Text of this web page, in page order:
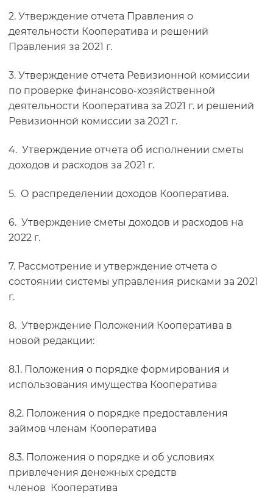
2. Утверждение отчета Правления о
деятельности Кооператива и решений
Правления за 2021 г.
3. Утверждение отчета Ревизионной комиссии
по проверке финансово-хозяйственной
деятельности Кооператива за 2021 г. и решений
Ревизионной комиссии за 2021 г.
4. Утверждение отчета об исполнении сметы
доходов и расходов за 2021 г.
5. О распределении доходов Кооператива.
6. Утверждение сметы доходов и расходов на
2022 г.
7. Рассмотрение и утверждение отчета о
состоянии системы управления рисками за 2021
г.
8. Утверждение Положений Кооператива в
новой редакции:
8.1. Положения о порядке формирования и
использования имущества Кооператива
8.2. Положения о порядке предоставления
займов членам Кооператива
8.3. Положения о порядке и об условиях
привлечения денежных средств
членов Кооператива